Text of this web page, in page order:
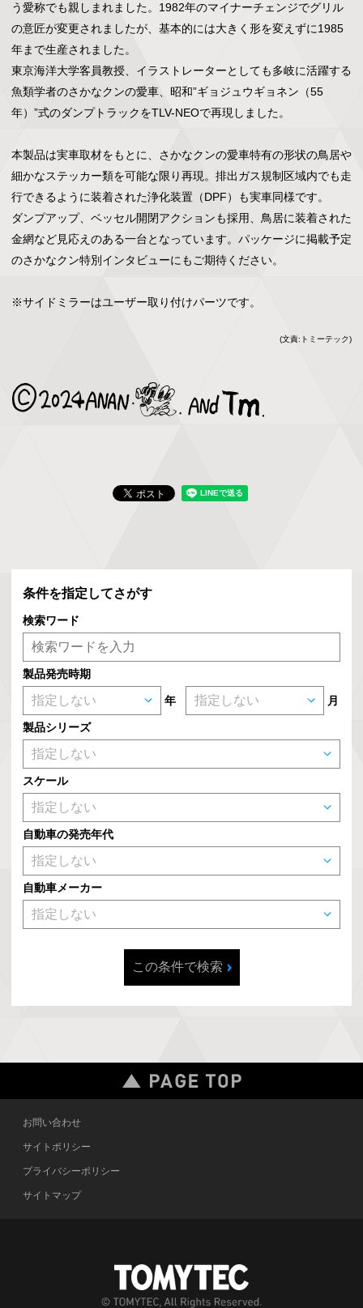
う愛称でも親しまれました。1982年のマイナーチェンジでグリル
の意匠が変更されましたが、基本的には大きく形を変えずに1985
年まで生産されました。
東京海洋大学客員教授、イラストレーターとしても多岐に活躍する
魚類学者のさかなクンの愛車、昭和”ギョジュウギョネン（55
年）”式のダンプトラックをTLV-NEOで再現しました。
本製品は実車取材をもとに、さかなクンの愛車特有の形状の鳥居や
細かなステッカー類を可能な限り再現。排出ガス規制区域内でも走
行できるように装着された浄化装置（DPF）も実車同様です。
ダンプアップ、ベッセル開閉アクションも採用、鳥居に装着された
金網など見応えのある一台となっています。パッケージに掲載予定
のさかなクン特別インタビューにもご期待ください。
※サイドミラーはユーザー取り付けパーツです。
(文責:トミーテック)
条件を指定してさがす
検索ワード
製品発売時期
年 月
製品シリーズ
スケール
自動車の発売年代
自動車メーカー
この条件で検索
お問い合わせ
サイトポリシー
プライバシーポリシー
サイトマップ